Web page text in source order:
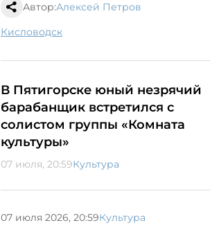
Автор:Алексей Петров
Кисловодск
В Пятигорске юный незрячий
барабанщик встретился с
солистом группы «Комната
культуры»
07 июля, 20:59Культура
07 июля 2026, 20:59Культура